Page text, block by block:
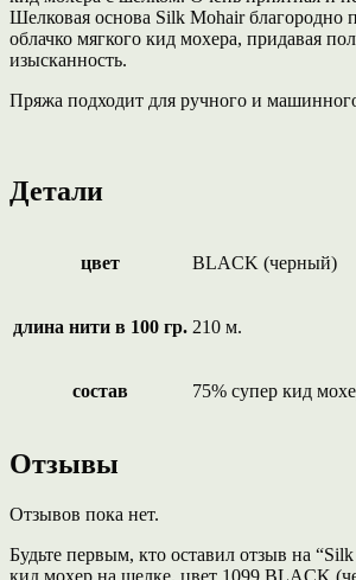
Шелковая основа Silk Mohair благородно
облачко мягкого кид мохера, придавая
изысканность.
Пряжа подходит для ручного и
Детали
цвет BLACK (черный)
длина нити в 100 гр. 210 м.
состав 75% супер кид
Отзывы
Отзывов пока нет.
Будьте первым, кто оставил отзыв на